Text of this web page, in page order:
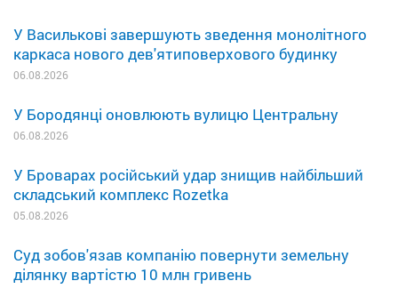
У Василькові завершують зведення монолітного
каркаса нового дев'ятиповерхового будинку
06.08.2026
У Бородянці оновлюють вулицю Центральну
06.08.2026
У Броварах російський удар знищив найбільший
складський комплекс Rozetka
05.08.2026
Суд зобов'язав компанію повернути земельну
ділянку вартістю 10 млн гривень